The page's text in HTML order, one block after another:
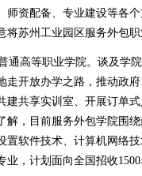
师资配备、专业建设等各
将苏州工业园区服务外包
高等职业学院。谈及学
走开放办学之路，推动政
建共享实训室、开展订单
解，目前服务外包学院围
置软件技术、计算机网络
，计划面向全国招收